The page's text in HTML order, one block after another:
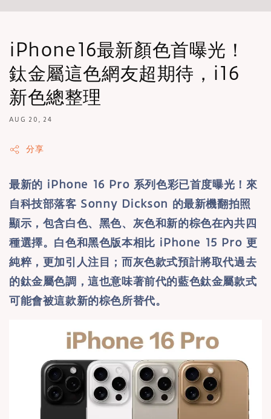
iPhone16最新顏色首曝光！
鈦金屬這色網友超期待，i16
新色總整理
AUG 20, 24
分享
最新的 iPhone 16 Pro 系列色彩已首度曝光！來
自科技部落客 Sonny Dickson 的最新機翻拍照
顯示，包含白色、黑色、灰色和新的棕色在內共四
種選擇。白色和黑色版本相比 iPhone 15 Pro 更
純粹，更加引人注目；而灰色款式預計將取代過去
的鈦金屬色調，這也意味著前代的藍色鈦金屬款式
可能會被這款新的棕色所替代。